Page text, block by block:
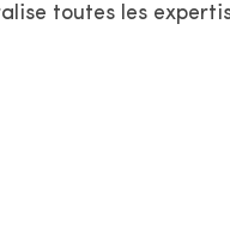
toutes les